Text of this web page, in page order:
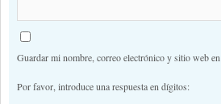
Guardar mi nombre, correo electrónico y sitio web
Por favor, introduce una respuesta en dígitos: